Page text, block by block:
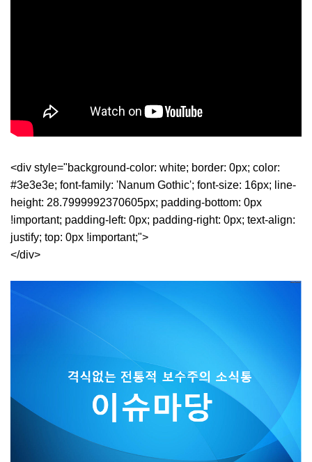
<div style="background-color: white; border: 0px; color:
#3e3e3e; font-family: 'Nanum Gothic'; font-size: 16px; line-
height: 28.7999992370605px; padding-bottom: 0px
!important; padding-left: 0px; padding-right: 0px; text-align:
justify; top: 0px !important;">
</div>